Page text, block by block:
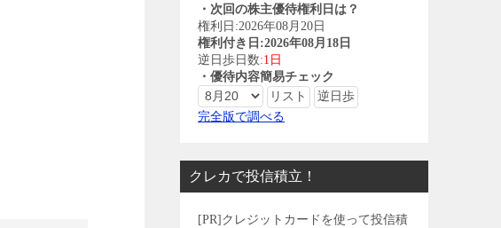
・次回の株主優待権利日は？
権利日:2026年08月20日
権利付き日:2026年08月18日
逆日歩日数:1日
・優待内容簡易チェック
完全版で調べる
クレカで投信積立！
[PR]クレジットカードを使って投信積